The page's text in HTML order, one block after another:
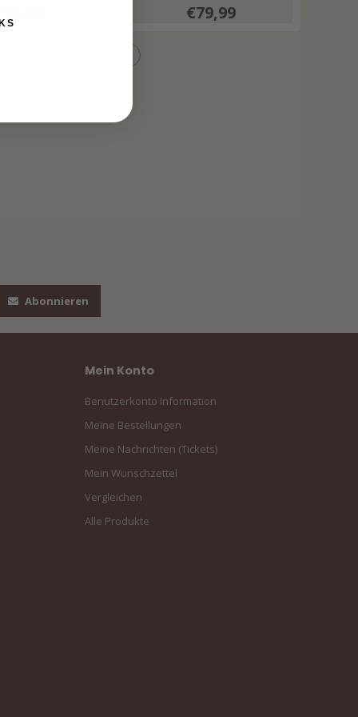
€79,99
Abonnieren
Mein Konto
Benutzerkonto Information
Meine Bestellungen
Meine Nachrichten (Tickets)
Mein Wunschzettel
Vergleichen
Alle Produkte